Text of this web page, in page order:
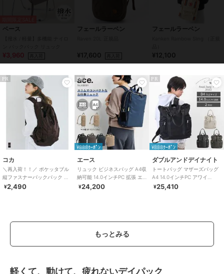
ベース
¥3,960
フェールラーベン
¥17,600
フェールラーベン
¥12,100
PR
コカ
＼再入荷！！／ ポケッタブル
縦ファスナーバックパック 全4
色
¥2,490
PR
¥888ｸｰﾎﾟﾝ
エース
リュック ビジネスバッグ A4収
納可能 14.0インチPC 拡張 エ
ース フィッテム 68684
¥24,200
PR
¥888ｸｰﾎﾟﾝ
ダブルアンドデイナイト
トートバッグ マザーズバッグ
A4 14.0インチPC アワイ
2WAYトート 20502
¥25,410
もっとみる
軽くて、動けて、疲れないデイパック